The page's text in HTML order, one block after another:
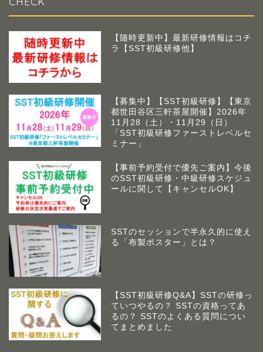
【随時更新中】最新研修情報はコチ
ラ【SST初級研修他】
【募集中】【SST初級研修】【東京
都世田谷区三軒茶屋開催】2026年
11月28（土）・11月29（日）
「SST初級研修ファーストレベルセ
ミナー」
【事前予約受付で優先ご案内】今後
のSST初級研修・中級研修スケジュ
ールに関して【キャンセルOK】
SSTのセッションで半永久的に使え
る「布製ポスター」とは？
【SST初級研修Q&A】SSTの研修っ
ていつやるの？ SSTの資格ってあ
るの？ SSTのよくある質問につい
てまとめました
アームズラボとは